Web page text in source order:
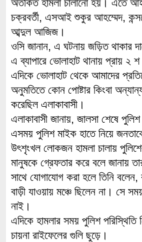
অতর্কিত হামলা চালানো হয়।
চক্রবর্তী, এসআই শুকুর আহম্মেদ,
আব্দুল আজিজ।
ওসি জানান, এ ঘটনায় জড়িত থাকার
এ ব্যাপারে ভোলাহাট থানায় প্রায় ২
এদিকে ভোলাহাট থেকে আমাদের
অনুমতিতে কোন পোষ্টার কিংবা
করেছিল এলাকাবাসী।
এলাকাবাসী জানায়, জালসা শেষে
এসময় পুলিশ মাইক হাতে নিয়ে
উৎশৃংখল লোকজন হামলা চালায়
মানুষকে গ্রেফতার করে বলে জানায়
সাথে যোগাযোগ করা হলে তিনি বলেন,
বাড়ী যাওয়ায় মঞ্চে ছিলেন না। সে
নাই।
এদিকে হামলার সময় পুলিশ পরিস্থিতি
চায়না রাইফেলের গুলি ছুড়ে।